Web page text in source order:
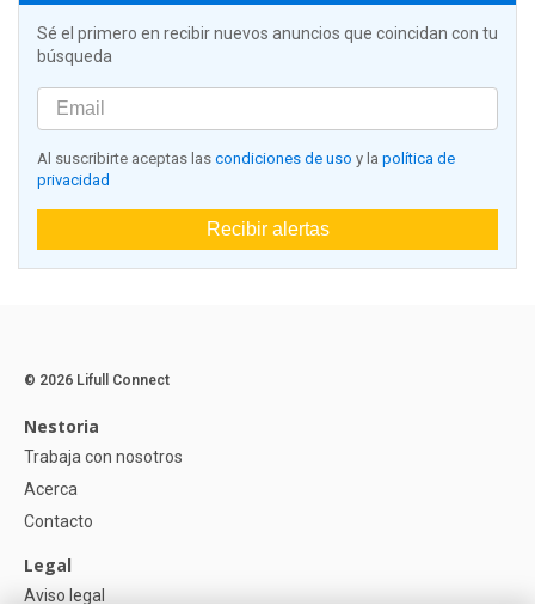
Sé el primero en recibir nuevos anuncios que coincidan con tu
búsqueda
Al suscribirte aceptas las condiciones de uso y la política de
privacidad
Recibir alertas
© 2026 Lifull Connect
Nestoria
Trabaja con nosotros
Acerca
Contacto
Legal
Aviso legal